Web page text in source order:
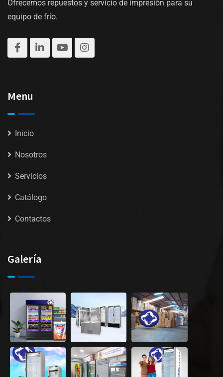
Ofrecemos repuestos y servicio de impresión para su
equipo de frío.
Menu
Inicio
Nosotros
Servicios
Catálogo
Contactos
Galería